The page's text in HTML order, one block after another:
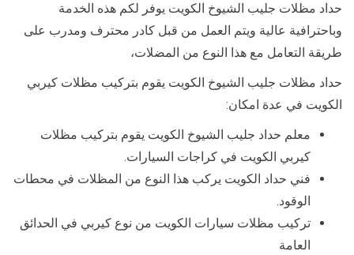
حداد مظلات جليب الشيوخ الكويت يوفر لكم هذه الخدمة
وباحترافية عالية ويتم العمل من قبل كادر محترف ومدرب على
طريقة التعامل مع هذا النوع من المضلات،
حداد مظلات جليب الشيوخ الكويت يقوم بتركيب مظلات كيربي
الكويت في عدة امكان:
معلم حداد جليب الشيوخ الكويت يقوم بتركيب مظلات
كيربي الكويت في كراجات السيارات.
فني حداد الكويت يركب هذا النوع من المظلات في محطات
الوقود.
تركيب مظلات سيارات الكويت من نوع كيربي في الحدائق
العامة